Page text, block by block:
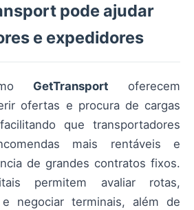
pode ajudar
e expedidores
GetTransport oferecem
ofertas e procura de cargas
que transportadores
mais rentáveis e
de grandes contratos fixos.
permitem avaliar rotas,
negociar terminais, além de